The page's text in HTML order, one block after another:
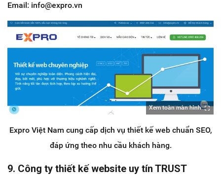
Email: info@expro.vn
Xem toàn màn hình
Expro Việt Nam cung cấp dịch vụ thiết kế web chuẩn SEO,
đáp ứng theo nhu cầu khách hàng.
9. Công ty thiết kế website uy tín TRUST